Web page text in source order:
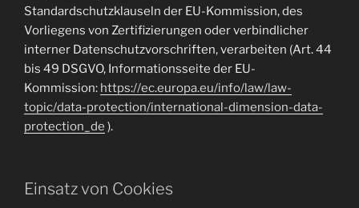
Standardschutzklauseln der EU-Kommission, des
Vorliegens von Zertifizierungen oder verbindlicher
interner Datenschutzvorschriften, verarbeiten (Art. 44
bis 49 DSGVO, Informationsseite der EU-
Kommission: https://ec.europa.eu/info/law/law-
topic/data-protection/international-dimension-data-
protection_de ).
Einsatz von Cookies